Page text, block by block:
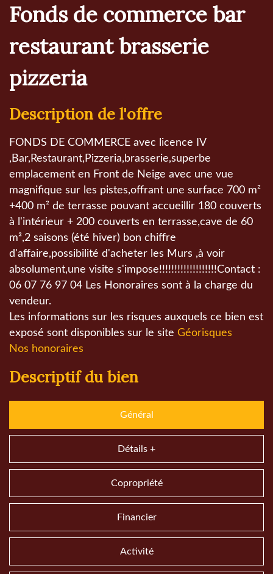
fonds de commerce bar
restaurant brasserie
pizzeria
description de l'offre
FONDS DE COMMERCE avec licence IV
,Bar,Restaurant,Pizzeria,brasserie,superbe
emplacement en Front de Neige avec une vue
magnifique sur les pistes,offrant une surface 700 m²
+400 m² de terrasse pouvant accueillir 180 couverts
à l'intérieur + 200 couverts en terrasse,cave de 60
m²,2 saisons (été hiver) bon chiffre
d'affaire,possibilité d'acheter les Murs ,à voir
absolument,une visite s'impose!!!!!!!!!!!!!!!!!!!Contact :
06 07 76 97 04 Les Honoraires sont à la charge du
vendeur.
Les informations sur les risques auxquels ce bien est
exposé sont disponibles sur le site Géorisques
Nos honoraires
descriptif du bien
Général
Détails +
Copropriété
Financier
Activité